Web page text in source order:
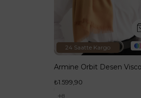
24 Saatte Kargo
₺1.599,90
8